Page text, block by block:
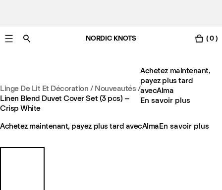
NORDIC KNOTS ( 0 )
Linge De Lit Et Décoration / Nouveautés /
Linen Blend Duvet Cover Set (3 pcs) –
Crisp White
Achetez maintenant,
payez plus tard
avecAlma
En savoir plus
Achetez maintenant, payez plus tard avecAlmaEn savoir plus